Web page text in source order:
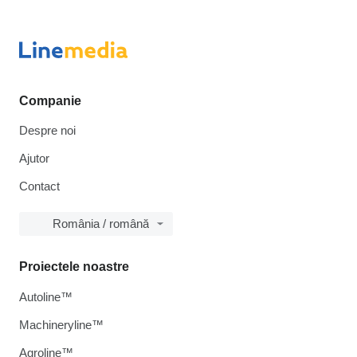
Companie
Despre noi
Ajutor
Contact
România / română
Proiectele noastre
Autoline™
Machineryline™
Agroline™